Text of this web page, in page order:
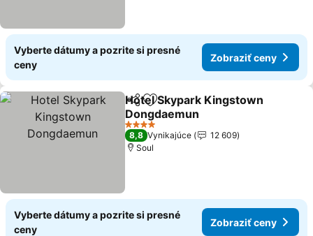
Vyberte dátumy a pozrite si presné
ceny
Zobraziť ceny
ZdieľaťPridať do obľúbených
Hotel Skypark Kingstown
Dongdaemun
4 Počet hviezdičiek
8,8 Vynikajúce
12 609
Soul
Vyberte dátumy a pozrite si presné
ceny
Zobraziť ceny